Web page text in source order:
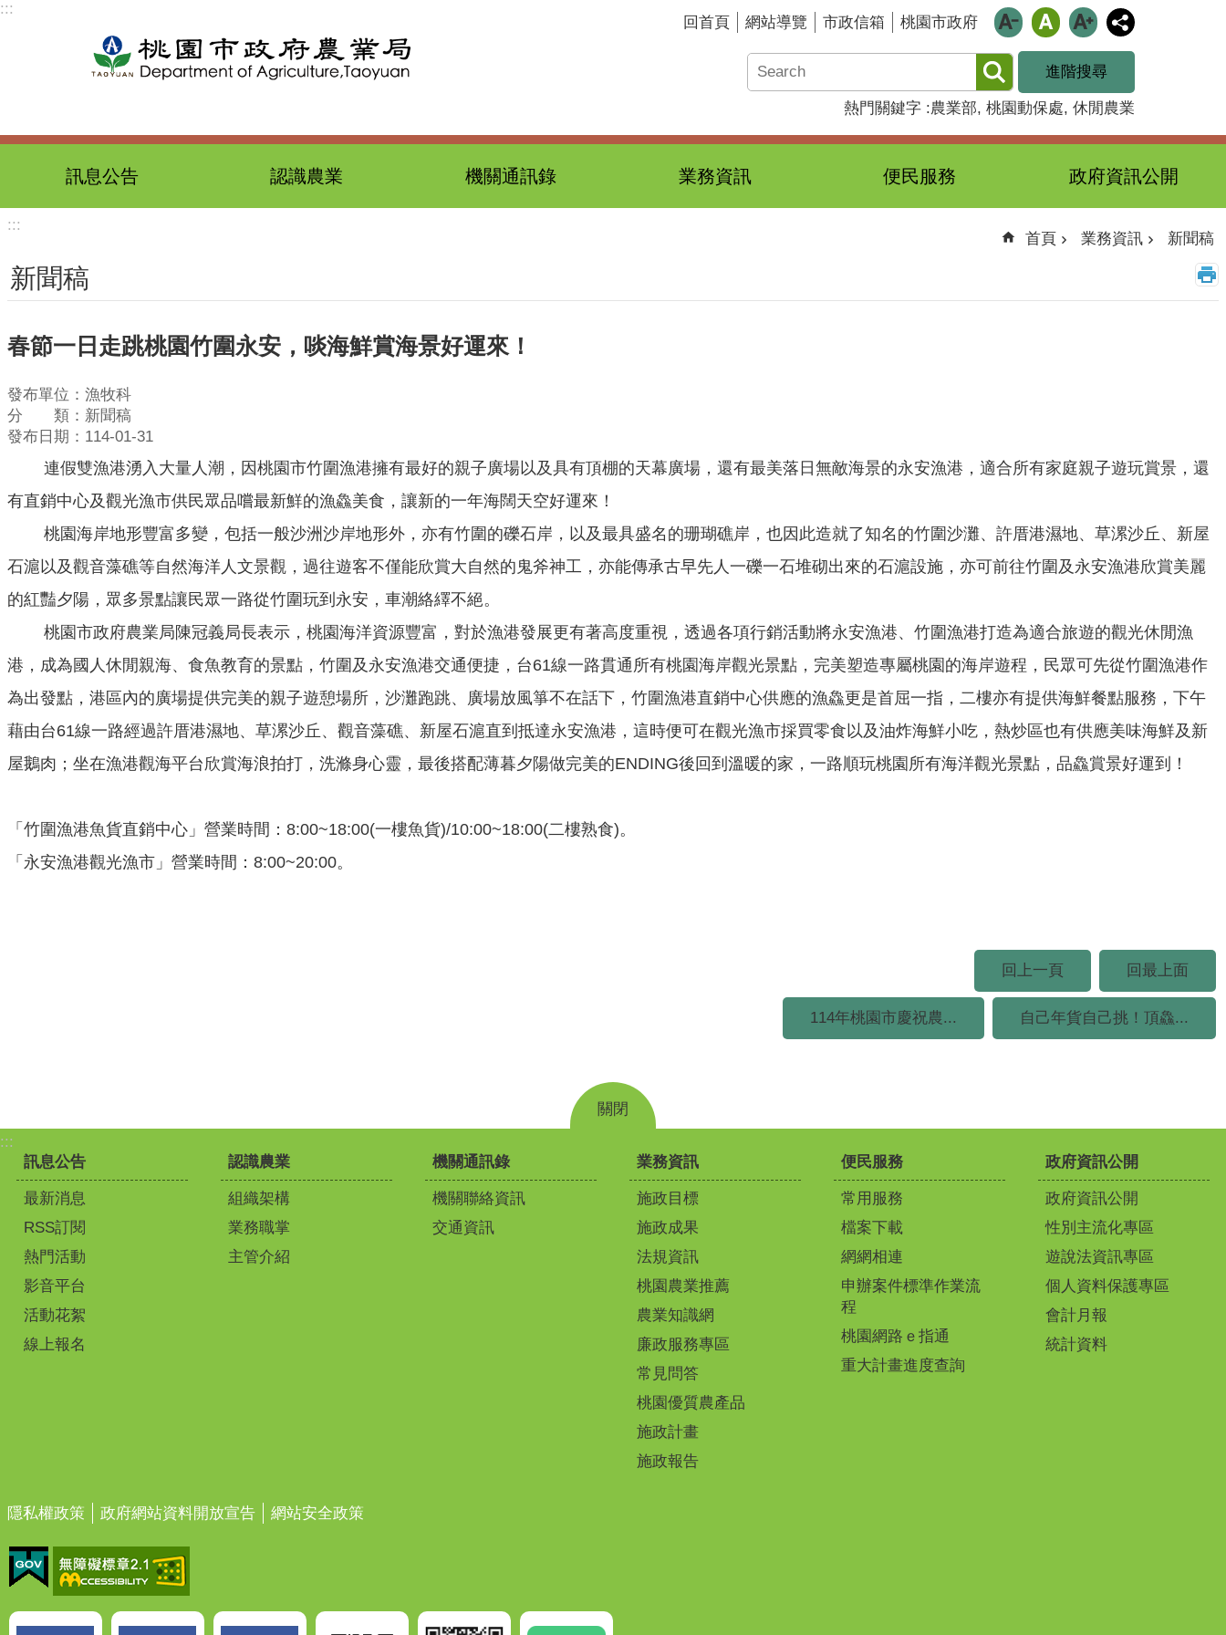
跳到主要內容區塊
:::
回首頁 網站導覽 市政信箱 桃園市政府
進階搜尋
熱門關鍵字 農業部 桃園動保處 休閒農業
訊息公告 認識農業 機關通訊錄 業務資訊 便民服務 政府資訊公開
:::
首頁 業務資訊 新聞稿
新聞稿
春節一日走跳桃園竹圍永安，啖海鮮賞海景好運來！
發布單位：漁牧科
分 類：新聞稿
發布日期：114-01-31
連假雙漁港湧入大量人潮，因桃園市竹圍漁港擁有最好的親子廣場以及具有頂棚的天幕廣場，還有最美落日無敵海景的永安漁港，適合所有家庭親子遊玩賞景，還
有直銷中心及觀光漁市供民眾品嚐最新鮮的漁鱻美食，讓新的一年海闊天空好運來！
桃園海岸地形豐富多變，包括一般沙洲沙岸地形外，亦有竹圍的礫石岸，以及最具盛名的珊瑚礁岸，也因此造就了知名的竹圍沙灘、許厝港濕地、草漯沙丘、新屋
石滬以及觀音藻礁等自然海洋人文景觀，過往遊客不僅能欣賞大自然的鬼斧神工，亦能傳承古早先人一礫一石堆砌出來的石滬設施，亦可前往竹圍及永安漁港欣賞美麗
的紅豔夕陽，眾多景點讓民眾一路從竹圍玩到永安，車潮絡繹不絕。
桃園市政府農業局陳冠義局長表示，桃園海洋資源豐富，對於漁港發展更有著高度重視，透過各項行銷活動將永安漁港、竹圍漁港打造為適合旅遊的觀光休閒漁
港，成為國人休閒親海、食魚教育的景點，竹圍及永安漁港交通便捷，台61線一路貫通所有桃園海岸觀光景點，完美塑造專屬桃園的海岸遊程，民眾可先從竹圍漁港作
為出發點，港區內的廣場提供完美的親子遊憩場所，沙灘跑跳、廣場放風箏不在話下，竹圍漁港直銷中心供應的漁鱻更是首屈一指，二樓亦有提供海鮮餐點服務，下午
藉由台61線一路經過許厝港濕地、草漯沙丘、觀音藻礁、新屋石滬直到抵達永安漁港，這時便可在觀光漁市採買零食以及油炸海鮮小吃，熱炒區也有供應美味海鮮及新
屋鵝肉；坐在漁港觀海平台欣賞海浪拍打，洗滌身心靈，最後搭配薄暮夕陽做完美的ENDING後回到溫暖的家，一路順玩桃園所有海洋觀光景點，品鱻賞景好運到！
「竹圍漁港魚貨直銷中心」營業時間：8:00~18:00(一樓魚貨)/10:00~18:00(二樓熟食)。
「永安漁港觀光漁市」營業時間：8:00~20:00。
回上一頁 回最上面
114年桃園市慶祝農... 自己年貨自己挑！頂鱻...
關閉
:::
訊息公告
最新消息
RSS訂閱
熱門活動
影音平台
活動花絮
線上報名
認識農業
組織架構
業務職掌
主管介紹
機關通訊錄
機關聯絡資訊
交通資訊
業務資訊
施政目標
施政成果
法規資訊
桃園農業推薦
農業知識網
廉政服務專區
常見問答
桃園優質農產品
施政計畫
施政報告
便民服務
常用服務
檔案下載
網網相連
申辦案件標準作業流
程
桃園網路ｅ指通
重大計畫進度查詢
政府資訊公開
政府資訊公開
性別主流化專區
遊說法資訊專區
個人資料保護專區
會計月報
統計資料
隱私權政策 政府網站資料開放宣告 網站安全政策